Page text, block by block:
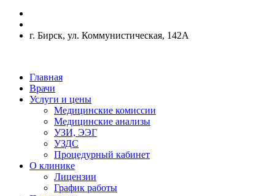
г. Бирск, ул. Коммунистическая, 142А
Главная
Врачи
Услуги и цены
Медицинские комиссии
Медицинские анализы
УЗИ, ЭЭГ
УЗДС
Процедурный кабинет
О клинике
Лицензии
График работы